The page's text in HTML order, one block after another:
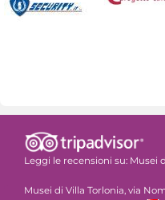
Leggi le recensioni su: Musei
Musei di Villa Torlonia, via